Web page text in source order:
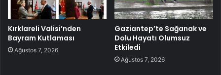
Kırklareli Valisi’nden
Bayram Kutlaması
Ağustos 7, 2026
Gaziantep’te Sağanak ve
Dolu Hayatı Olumsuz
Etkiledi
Ağustos 7, 2026